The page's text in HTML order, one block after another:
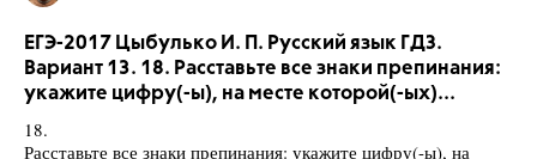
ЕГЭ-2017 Цыбулько И. П. Русский язык ГДЗ.
Вариант 13. 18. Расставьте все знаки препинания:
укажите цифру(-ы), на месте которой(-ых)...
18.
Расставьте все знаки препинания: укажите цифру(-ы), на